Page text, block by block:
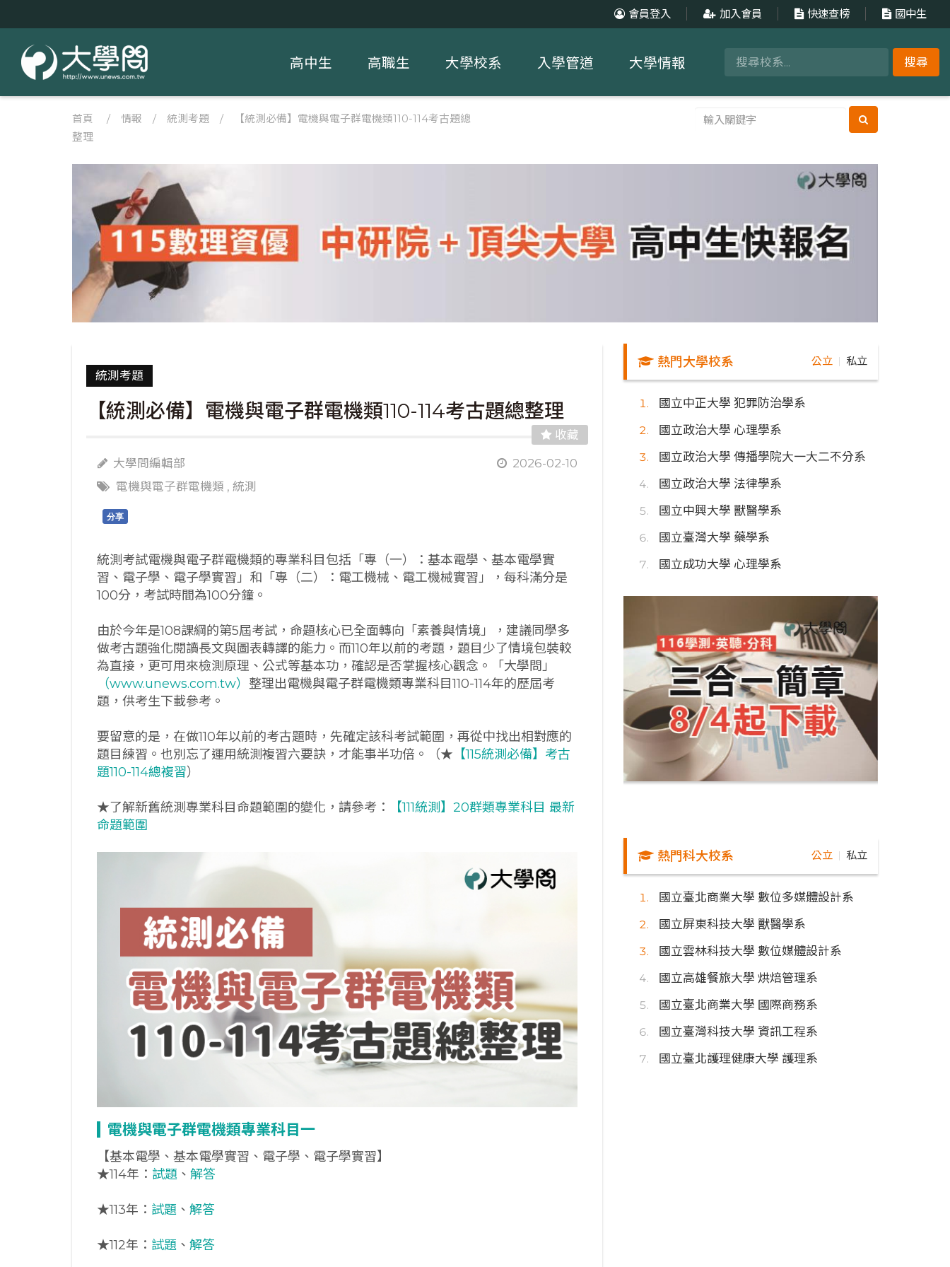
會員登入 加入會員 快速查榜 國中生
搜尋
高中生 高職生 大學校系 入學管道 大學情報
首頁 / 情報 / 統測考題 /
【統測必備】電機與電子群電機類110-114考古題總
整理
統測考題
【統測必備】電機與電子群電機類110-114考古題總整理
收藏
大學問編輯部
2026-02-10
電機與電子群電機類 , 統測
分享
統測考試電機與電子群電機類的專業科目包括「專（一）：基本電學、基本電學實
習、電子學、電子學實習」和「專（二）：電工機械、電工機械實習」，每科滿分是
100分，考試時間為100分鐘。
由於今年是108課綱的第5屆考試，命題核心已全面轉向「素養與情境」，建議同學多
做考古題強化閱讀長文與圖表轉譯的能力。而110年以前的考題，題目少了情境包裝較
為直接，更可用來檢測原理、公式等基本功，確認是否掌握核心觀念。「大學問」
（www.unews.com.tw） 整理出電機與電子群電機類專業科目110-114年的歷屆考
題，供考生下載參考。
要留意的是，在做110年以前的考古題時，先確定該科考試範圍，再從中找出相對應的
題目練習。也別忘了運用統測複習六要訣，才能事半功倍。（★ 【115統測必備】考古
題110-114總複習）
★了解新舊統測專業科目命題範圍的變化，請參考：
【111統測】20群類專業科目 最新
命題範圍
電機與電子群電機類專業科目一
【基本電學、基本電學實習、電子學、電子學實習】
★114年： 試題 、 解答
★113年： 試題 、 解答
★112年： 試題 、 解答
熱門大學校系 公立 私立
國立中正大學 犯罪防治學系
國立政治大學 心理學系
國立政治大學 傳播學院大一大二不分系
國立政治大學 法律學系
國立中興大學 獸醫學系
國立臺灣大學 藥學系
國立成功大學 心理學系
熱門科大校系 公立 私立
國立臺北商業大學 數位多媒體設計系
國立屏東科技大學 獸醫學系
國立雲林科技大學 數位媒體設計系
國立高雄餐旅大學 烘焙管理系
國立臺北商業大學 國際商務系
國立臺灣科技大學 資訊工程系
國立臺北護理健康大學 護理系